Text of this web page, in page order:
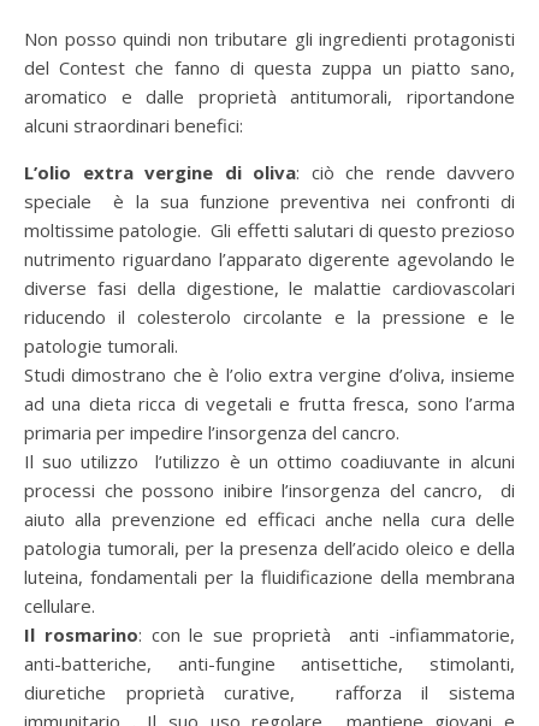
Non posso quindi non tributare gli ingredienti protagonisti
del Contest che fanno di questa zuppa un piatto sano,
aromatico e dalle proprietà antitumorali, riportandone
alcuni straordinari benefici:
L’olio extra vergine di oliva: ciò che rende davvero
speciale è la sua funzione preventiva nei confronti di
moltissime patologie. Gli effetti salutari di questo prezioso
nutrimento riguardano l’apparato digerente agevolando le
diverse fasi della digestione, le malattie cardiovascolari
riducendo il colesterolo circolante e la pressione e le
patologie tumorali.
Studi dimostrano che è l’olio extra vergine d’oliva, insieme
ad una dieta ricca di vegetali e frutta fresca, sono l’arma
primaria per impedire l’insorgenza del cancro.
Il suo utilizzo l’utilizzo è un ottimo coadiuvante in alcuni
processi che possono inibire l’insorgenza del cancro, di
aiuto alla prevenzione ed efficaci anche nella cura delle
patologia tumorali, per la presenza dell’acido oleico e della
luteina, fondamentali per la fluidificazione della membrana
cellulare.
Il rosmarino: con le sue proprietà anti -infiammatorie,
anti-batteriche, anti-fungine antisettiche, stimolanti,
diuretiche proprietà curative, rafforza il sistema
immunitario . Il suo uso regolare mantiene giovani e